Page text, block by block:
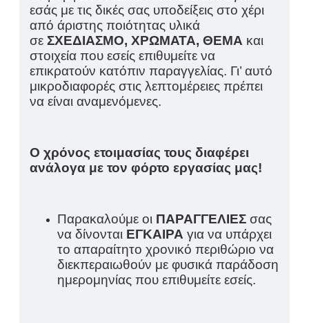
εσάς με τις δικές σας υποδείξεις στο χέρι
από άριστης ποιότητας υλικά
σε ΣΧΕΔΙΑΣΜΟ, ΧΡΩΜΑΤΑ, ΘΕΜΑ και
στοιχεία που εσείς επιθυμείτε να
επικρατούν κατόπιν παραγγελίας. Γι’ αυτό
μικροδιαφορές στις λεπτομέρειες πρέπει
να είναι αναμενόμενες.
Ο χρόνος ετοιμασίας τους διαφέρει
ανάλογα με τον φόρτο εργασίας μας!
Παρακαλούμε οι ΠΑΡΑΓΓΕΛΙΕΣ σας
να δίνονται ΕΓΚΑΙΡΑ για να υπάρχει
το απαραίτητο χρονικό περιθώριο να
διεκπεραιωθούν με φυσικά παράδοση
ημερομηνίας που επιθυμείτε εσείς.